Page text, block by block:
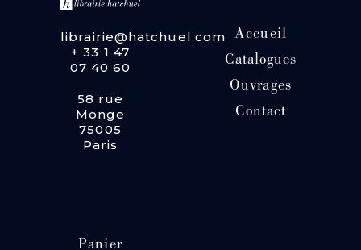
librairie@hatchuel.com
+ 33 1 47
07 40 60
58 rue
Monge
75005
Paris
Accueil
Catalogues
Ouvrages
Contact
Panier